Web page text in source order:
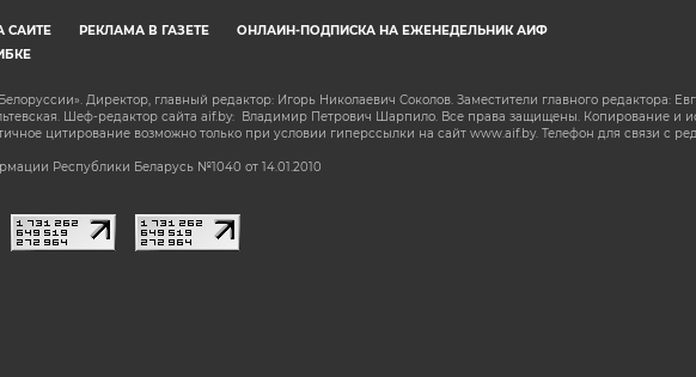
САЙТЕ РЕКЛАМА В ГАЗЕТЕ
ОНЛАЙН-ПОДПИСКА НА ЕЖЕНЕДЕЛЬНИК АИФ
Директор, главный редактор: Игорь Николаевич Соколов. Заместители главного редактора:
Шеф-редактор сайта aif.by: Владимир Петрович Шарпило. Все права защищены. Копирование и
цитирование возможно только при условии гиперссылки на сайт www.aif.by. Телефон для связи с
Республики Беларусь №1040 от 14.01.2010